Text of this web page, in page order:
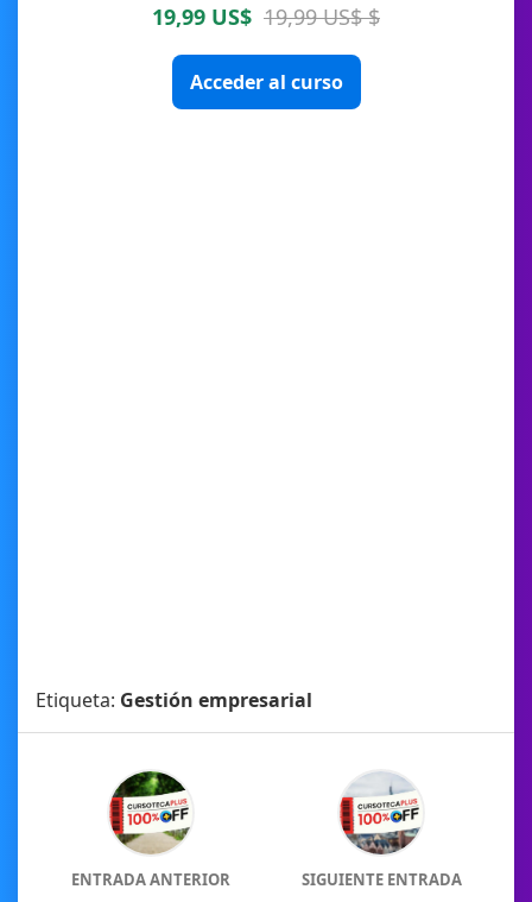
19,99 US$ 19,99 US$ $
Acceder al curso
Etiqueta: Gestión empresarial
ENTRADA ANTERIOR SIGUIENTE ENTRADA